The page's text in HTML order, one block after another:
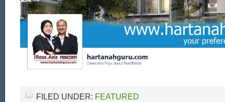
FILED UNDER: FEATURED